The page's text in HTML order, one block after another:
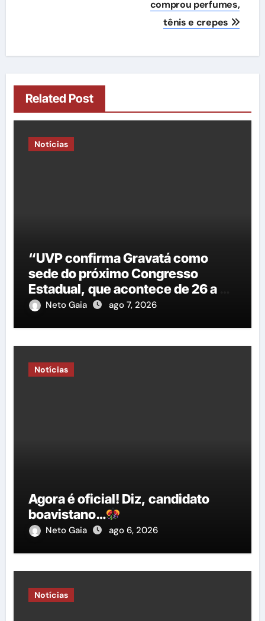
comprou perfumes,
tênis e crepes
Related Post
Notícias
“UVP confirma Gravatá como
sede do próximo Congresso
Estadual, que acontece de 26 a 29
de agosto”
Neto Gaia ago 7, 2026
Notícias
Agora é oficial! Diz, candidato
boavistano…
Neto Gaia ago 6, 2026
Notícias